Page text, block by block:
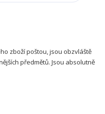
zboží poštou, jsou obzvláště
předmětů. Jsou absolutně